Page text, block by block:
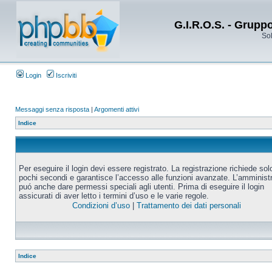
G.I.R.O.S. -
Login Iscriviti
Messaggi senza risposta | Argomenti attivi
Indice
Per eseguire il login devi essere registrato. La registrazione richiede
pochi secondi e garantisce l’accesso alle funzioni avanzate.
puó anche dare permessi speciali agli utenti. Prima di eseguire il login
assicurati di aver letto i termini d’uso e le varie regole.
Condizioni d’uso| Trattamento dei dati personali
Indice